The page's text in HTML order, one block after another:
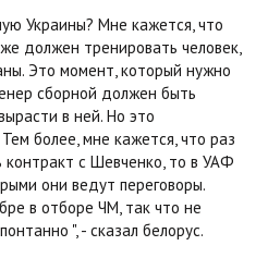
Украины? Мне кажется, что
должен тренировать человек,
Это момент, который нужно
сборной должен быть
в ней. Но это
более, мне кажется, что раз
с Шевченко, то в УАФ
они ведут переговоры.
в отборе ЧМ, так что не
", - сказал белорус.